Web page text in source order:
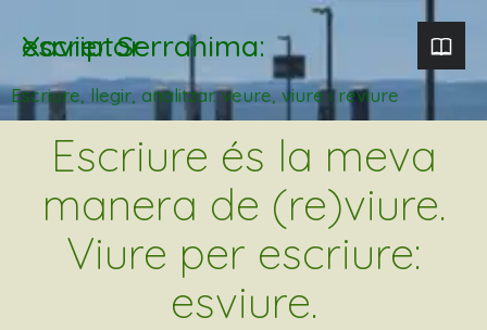
Xavier Serrahima: escriptor
Escriure, llegir, analitzar. veure, viure i reviure
Escriure és la meva
manera de (re)viure.
Viure per escriure:
esviure.